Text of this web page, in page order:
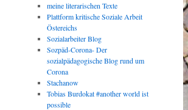
meine literarischen Texte
Plattform kritische Soziale Arbeit
Östereichs
Sozialarbeiter Blog
Sozpäd-Corona- Der
sozialpädagogische Blog rund um
Corona
Stachanow
Tobias Burdokat #another world ist
possible